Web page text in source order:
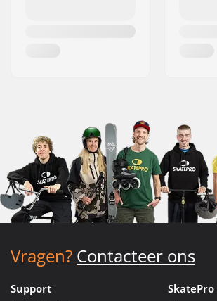
Vragen? Contacteer ons
Support SkatePro